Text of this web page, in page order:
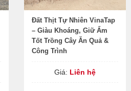
Đất Thịt Tự Nhiên VinaTap
– Giàu Khoáng, Giữ Ẩm
Tốt Trồng Cây Ăn Quả &
Công Trình
Giá: Liên hệ